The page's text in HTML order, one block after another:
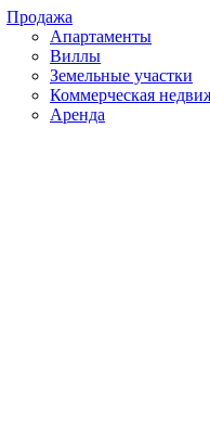
Продажа
Апартаменты
Виллы
Земельные участки
Коммерческая
Аренда